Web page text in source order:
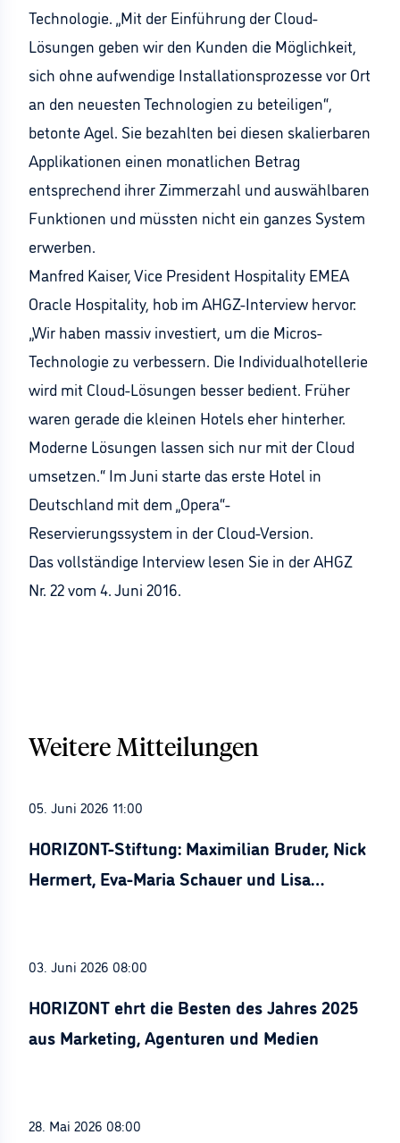
Technologie. „Mit der Einführung der Cloud-
Lösungen geben wir den Kunden die Möglichkeit,
sich ohne aufwendige Installationsprozesse vor Ort
an den neuesten Technologien zu beteiligen“,
betonte Agel. Sie bezahlten bei diesen skalierbaren
Applikationen einen monatlichen Betrag
entsprechend ihrer Zimmerzahl und auswählbaren
Funktionen und müssten nicht ein ganzes System
erwerben.
Manfred Kaiser, Vice President Hospitality EMEA
Oracle Hospitality, hob im AHGZ-Interview hervor:
„Wir haben massiv investiert, um die Micros-
Technologie zu verbessern. Die Individualhotellerie
wird mit Cloud-Lösungen besser bedient. Früher
waren gerade die kleinen Hotels eher hinterher.
Moderne Lösungen lassen sich nur mit der Cloud
umsetzen.“ Im Juni starte das erste Hotel in
Deutschland mit dem „Opera“-
Reservierungssystem in der Cloud-Version.
Das vollständige Interview lesen Sie in der AHGZ
Nr. 22 vom 4. Juni 2016.
Weitere Mitteilungen
05. Juni 2026 11:00
HORIZONT-Stiftung: Maximilian Bruder, Nick
Hermert, Eva-Maria Schauer und Lisa
03. Juni 2026 08:00
HORIZONT ehrt die Besten des Jahres 2025
aus Marketing, Agenturen und Medien
28. Mai 2026 08:00